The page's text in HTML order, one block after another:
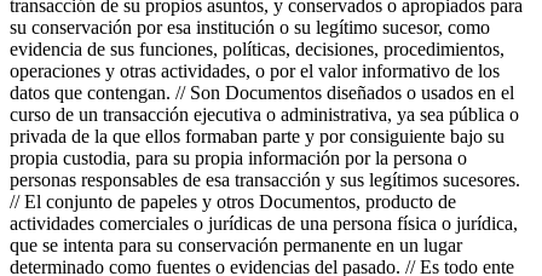
transacción de su propios asuntos, y conservados o apropiados para
su conservación por esa institución o su legítimo sucesor, como
evidencia de sus funciones, políticas, decisiones, procedimientos,
operaciones y otras actividades, o por el valor informativo de los
datos que contengan. // Son Documentos diseñados o usados en el
curso de un transacción ejecutiva o administrativa, ya sea pública o
privada de la que ellos formaban parte y por consiguiente bajo su
propia custodia, para su propia información por la persona o
personas responsables de esa transacción y sus legítimos sucesores.
// El conjunto de papeles y otros Documentos, producto de
actividades comerciales o jurídicas de una persona física o jurídica,
que se intenta para su conservación permanente en un lugar
determinado como fuentes o evidencias del pasado. // Es todo ente